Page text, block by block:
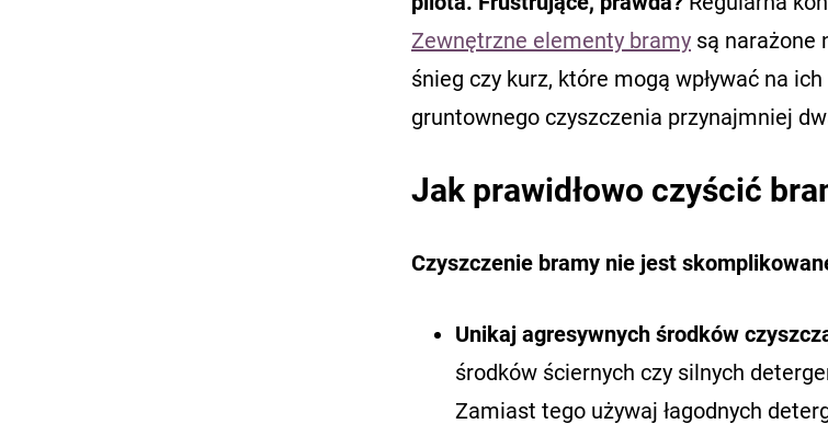
Zewnętrzne elementy bramy są narażone
śnieg czy kurz, które mogą wpływać na
gruntownego czyszczenia przynajmniej
Jak prawidłowo czyścić
Czyszczenie bramy nie jest
Unikaj agresywnych środków
środków ściernych czy silnych
Zamiast tego używaj łagodnych